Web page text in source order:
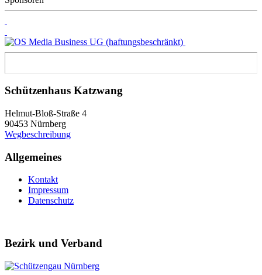
Schützenhaus Katzwang
Helmut-Bloß-Straße 4
90453 Nürnberg
Wegbeschreibung
Allgemeines
Kontakt
Impressum
Datenschutz
Bezirk und Verband